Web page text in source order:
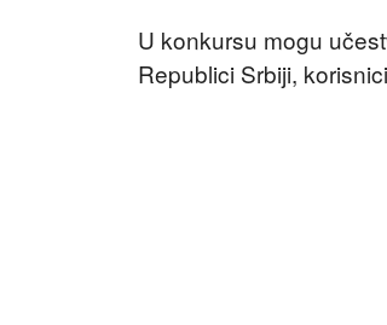
U konkursu mogu
Republici Srbiji,